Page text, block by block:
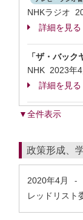
NHKラジオ
詳細を見る
「ザ・バッ
NHK 2023年4
詳細を見る
▼全件表示
政策形成、
2020年4月 -
レッドリスト